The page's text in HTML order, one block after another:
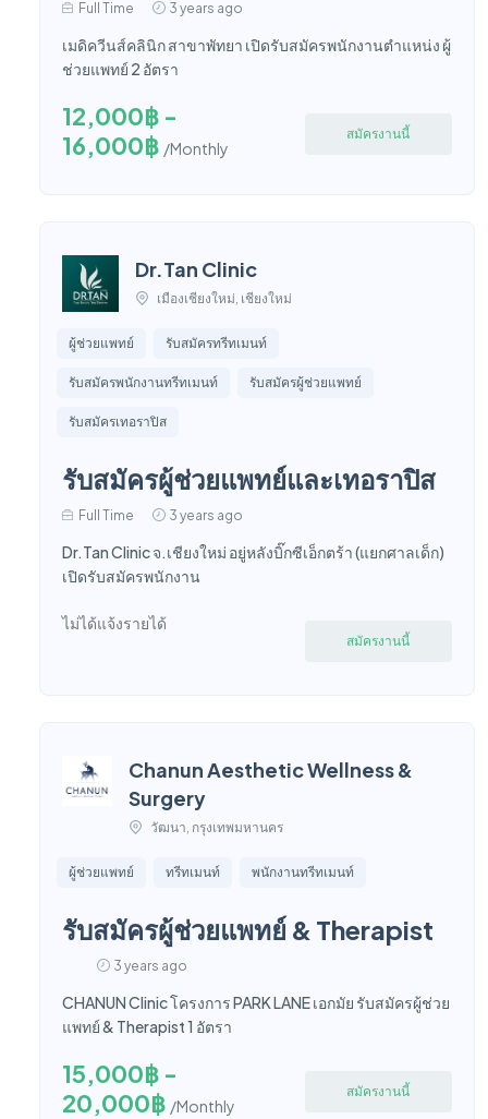
Full Time 3 years ago
เมดิควีนส์คลินิก สาขาพัทยา เปิดรับสมัครพนักงานตำแหน่ง ผู้
ช่วยแพทย์ 2 อัตรา
12,000฿ -
16,000฿ /Monthly
สมัครงานนี้
Dr.Tan Clinic
เมืองเชียงใหม่, เชียงใหม่
ผู้ช่วยแพทย์ รับสมัครทรีทเมนท์
รับสมัครพนักงานทรีทเมนท์ รับสมัครผู้ช่วยแพทย์
รับสมัครเทอราปิส
รับสมัครผู้ช่วยแพทย์และเทอราปิส
Full Time 3 years ago
Dr.Tan Clinic จ.เชียงใหม่ อยู่หลังบิ๊กซีเอ็กตร้า (แยกศาลเด็ก)
เปิดรับสมัครพนักงาน
ไม่ได้แจ้งรายได้
สมัครงานนี้
Chanun Aesthetic Wellness &
Surgery
วัฒนา, กรุงเทพมหานคร
ผู้ช่วยแพทย์ ทรีทเมนท์ พนักงานทรีทเมนท์
รับสมัครผู้ช่วยแพทย์ & Therapist
3 years ago
CHANUN Clinic โครงการ PARK LANE เอกมัย รับสมัครผู้ช่วย
แพทย์ & Therapist 1 อัตรา
15,000฿ -
20,000฿ /Monthly
สมัครงานนี้